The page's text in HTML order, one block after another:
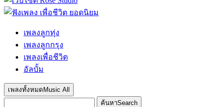
เพลงลูกทุ่ง
เพลงลูกกรุง
เพลงเพื่อชีวิต
อัลบั้ม
เพลงทั้งหมด Music All
ค้นหาSearch